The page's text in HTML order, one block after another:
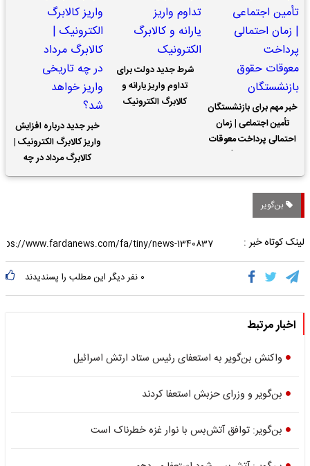
خبر مهم برای بازنشستگان
تأمین اجتماعی | زمان
احتمالی پرداخت معوقات
شرط جدید دولت برای
تداوم واریز یارانه و
کالابرگ الکترونیک
خبر جدید درباره افزایش
واریز کالابرگ الکترونیک |
کالابرگ مرداد در چه
تاریخی واریز خواهد شد؟
بن‌گویر
لینک کوتاه خبر :
۰ نفر دیگر این مطلب را پسندیدند
اخبار مرتبط
واکنش بن‌گویر به استعفای رئیس ستاد ارتش اسرائیل
بن‌گویر و وزرای حزبش استعفا کردند
بن‌گویر: توافق آتش‌بس با نوار غزه خطرناک است